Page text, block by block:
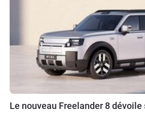
Le nouveau Freelander 8 dévoile